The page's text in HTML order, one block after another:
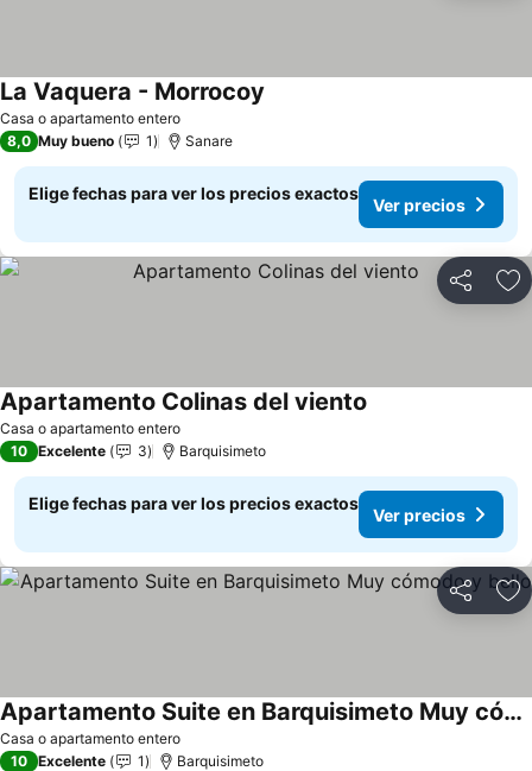
Casa o apartamento entero
La Vaquera - Morrocoy
8,0 Muy bueno 1 Sanare
Elige fechas para ver los precios exactos
Ver precios
Compartir
Casa o apartamento entero
Apartamento Colinas del viento
10 Excelente 3 Barquisimeto
Elige fechas para ver los precios exactos
Ver precios
Compartir
Casa o apartamento entero
Apartamento Suite en Barquisimeto Muy cómodo y bello
Ver precios
10 Excelente 1 Barquisimeto